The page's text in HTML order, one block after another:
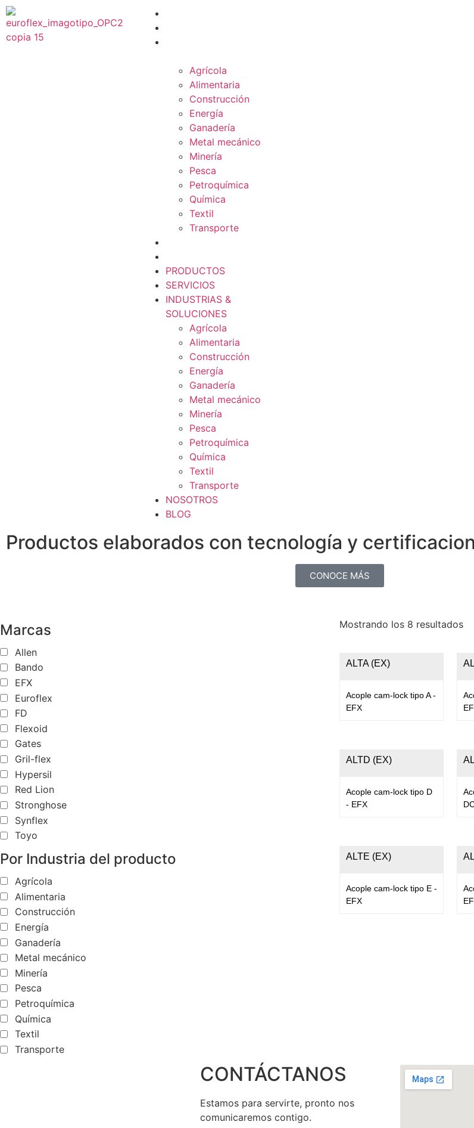
Agrícola
Alimentaria
Construcción
Energía
Ganadería
Metal mecánico
Minería
Pesca
Petroquímica
Química
Textil
Transporte
PRODUCTOS
SERVICIOS
INDUSTRIAS &
SOLUCIONES
Agrícola
Alimentaria
Construcción
Energía
Ganadería
Metal mecánico
Minería
Pesca
Petroquímica
Química
Textil
Transporte
NOSOTROS
BLOG
Productos elaborados con tecnología y
CONOCE MÁS
Marcas
Allen
Bando
EFX
Euroflex
FD
Flexoid
Gates
Gril-flex
Hypersil
Red Lion
Stronghose
Synflex
Toyo
Por Industria del producto
Agrícola
Alimentaria
Construcción
Energía
Ganadería
Metal mecánico
Minería
Pesca
Petroquímica
Química
Textil
Transporte
Mostrando los 8 resultados
ALTA (EX)
Acople cam-lock tipo A -
EFX
ALTD (EX)
Acople cam-lock tipo D
- EFX
ALTE (EX)
Acople cam-lock tipo E -
EFX
CONTÁCTANOS
Estamos para servirte, pronto nos
comunicaremos contigo.